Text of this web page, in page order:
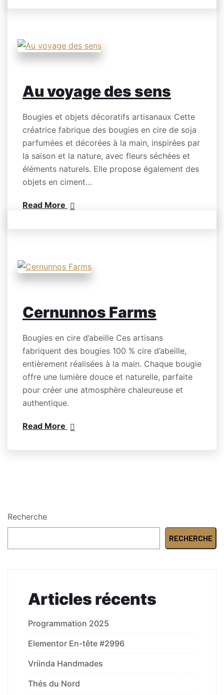
Au voyage des sens
Bougies et objets décoratifs artisanaux Cette
créatrice fabrique des bougies en cire de soja
parfumées et décorées à la main, inspirées par
la saison et la nature, avec fleurs séchées et
éléments naturels. Elle propose également des
objets en ciment…
Read More
Cernunnos Farms
Bougies en cire d’abeille Ces artisans
fabriquent des bougies 100 % cire d’abeille,
entièrement réalisées à la main. Chaque bougie
offre une lumière douce et naturelle, parfaite
pour créer une atmosphère chaleureuse et
authentique.
Read More
Recherche
RECHERCHE
Articles récents
Programmation 2025
Elementor En-tête #2996
Vriinda Handmades
Thés du Nord